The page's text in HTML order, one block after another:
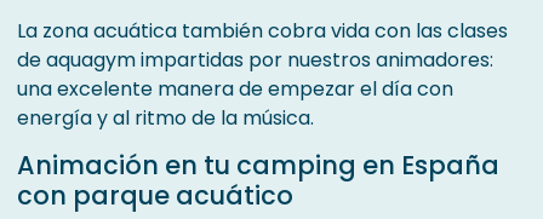
La zona acuática también cobra vida con las clases
de aquagym impartidas por nuestros animadores:
una excelente manera de empezar el día con
energía y al ritmo de la música.
Animación en tu camping en España
con parque acuático